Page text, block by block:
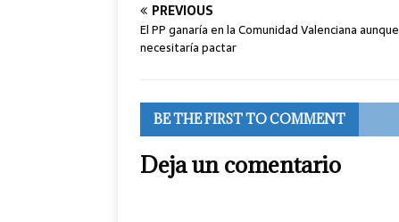
PREVIOUS
El PP ganaría en la Comunidad Valenciana aunque
necesitaría pactar
BE THE FIRST TO COMMENT
Deja un comentario